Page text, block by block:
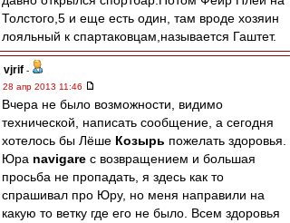
Толстого,5 и еще есть один, там вроде хозяин
лояльный к спартаковцам,называется Гаштет.
vjrif -
28 апр 2013 11:46
Вчера не было возможности, видимо
технической, написать сообщение, а сегодня
хотелось бы Лёше Козырь пожелать здоровья.
Юра navigare с возвращением и большая
просьба не пропадать, я здесь как то
спрашивал про Юру, но меня направили на
какую то ветку где его не было. Всем здоровья